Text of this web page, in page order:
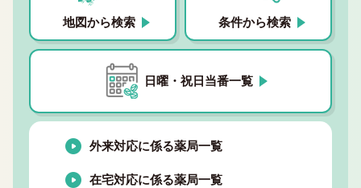
地図から検索 条件から検索
日曜・祝日当番一覧
外来対応に係る薬局一覧
在宅対応に係る薬局一覧